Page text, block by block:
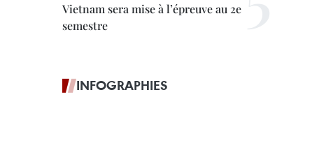
Vietnam sera mise à l’épreuve au 2e
semestre
INFOGRAPHIES